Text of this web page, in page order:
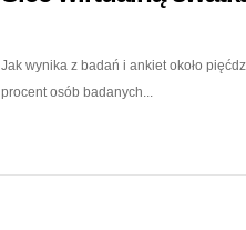
Jak wynika z badań i ankiet około
procent osób badanych...